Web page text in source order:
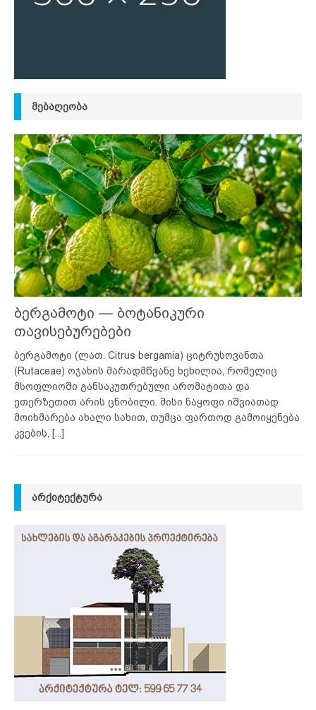
ᲛᲔᲑᲐᲦᲔᲝᲑᲐ
ბერგამოტი — ბოტანიკური
თავისებურებები
ბერგამოტი (ლათ. Citrus bergamia) ციტრუსოვანთა
(Rutaceae) ოჯახის მარადმწვანე ხეხილია, რომელიც
მსოფლიოში განსაკუთრებული არომატითა და
ეთერზეთით არის ცნობილი. მისი ნაყოფი იშვიათად
მოიხმარება ახალი სახით, თუმცა ფართოდ გამოიყენება
კვების,
[...]
ᲐᲠᲥᲘᲢᲔᲥᲢᲣᲠᲐ